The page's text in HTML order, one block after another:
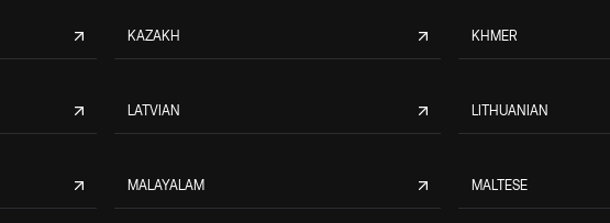
KAZAKH KHMER
LATVIAN LITHUANIAN
MALAYALAM MALTESE